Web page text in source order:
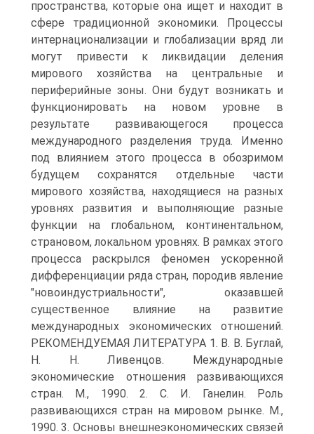
пространства, которые она ищет и находит в
сфере традиционной экономики. Процессы
интернационализации и глобализации вряд ли
могут привести к ликвидации деления
мирового хозяйства на центральные и
периферийные зоны. Они будут возникать и
функционировать на новом уровне в
результате развивающегося процесса
международного разделения труда. Именно
под влиянием этого процесса в обозримом
будущем сохранятся отдельные части
мирового хозяйства, находящиеся на разных
уровнях развития и выполняющие разные
функции на глобальном, континентальном,
страновом, локальном уровнях. В рамках этого
процесса раскрылся феномен ускоренной
дифференциации ряда стран, породив явление
"новоиндустриальности", оказавшей
существенное влияние на развитие
международных экономических отношений.
РЕКОМЕНДУЕМАЯ ЛИТЕРАТУРА 1. В. В. Буглай,
Н. Н. Ливенцов. Международные
экономические отношения развивающихся
стран. М., 1990. 2. С. И. Ганелин. Роль
развивающихся стран на мировом рынке. М.,
1990. 3. Основы внешнеэкономических связей